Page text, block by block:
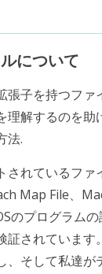
について
張子を持つファ
理解するのを
法.
されているファ
Map File、
のプログラム
証されていま
、そして私達が